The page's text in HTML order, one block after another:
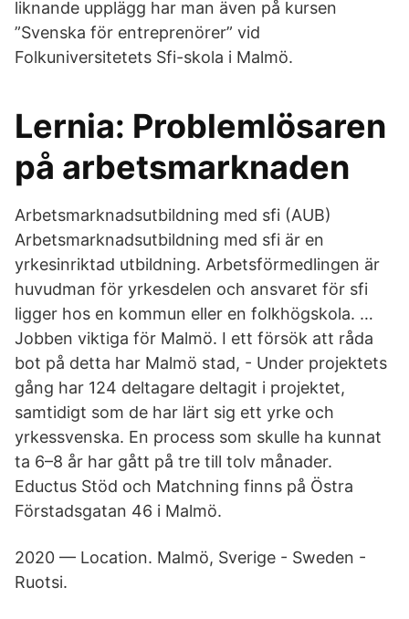
liknande upplägg har man även på kursen
”Svenska för entreprenörer” vid
Folkuniversitetets Sfi-skola i Malmö.
Lernia: Problemlösaren
på arbetsmarknaden
Arbetsmarknadsutbildning med sfi (AUB)
Arbetsmarknadsutbildning med sfi är en
yrkesinriktad utbildning. Arbetsförmedlingen är
huvudman för yrkesdelen och ansvaret för sfi
ligger hos en kommun eller en folkhögskola. …
Jobben viktiga för Malmö. I ett försök att råda
bot på detta har Malmö stad, - Under projektets
gång har 124 deltagare deltagit i projektet,
samtidigt som de har lärt sig ett yrke och
yrkessvenska. En process som skulle ha kunnat
ta 6–8 år har gått på tre till tolv månader.
Eductus Stöd och Matchning finns på Östra
Förstadsgatan 46 i Malmö.
2020 — Location. Malmö, Sverige - Sweden -
Ruotsi.